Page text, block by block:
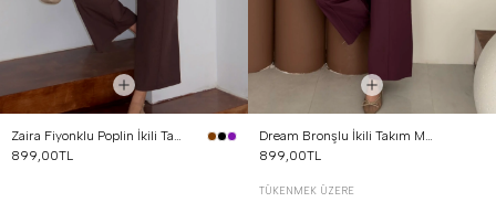
Zaira Fiyonklu Poplin İkili Takım Kahverengi
899,00TL
Dream Bronşlu İkili Takım Mürdüm
899,00TL
TÜKENMEK ÜZERE